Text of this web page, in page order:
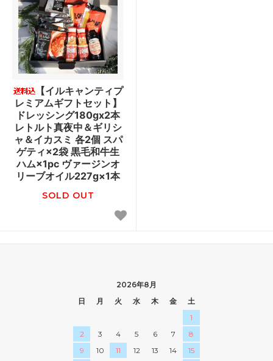
【イルキャンティプ
レミアムギフトセット】
ドレッシング180gx2本
レトルト真夜中＆ギリシ
ャ＆イカスミ 各2個 スパ
ゲティ×2袋 黒毛和牛生
ハム×1pc ヴァージンオ
リーブオイル227g×1本
SOLD OUT
2026年8月
日
月 火 水 木 金
土
1
2
3 4 5 6 7
8
9
10 11 12 13 14
15